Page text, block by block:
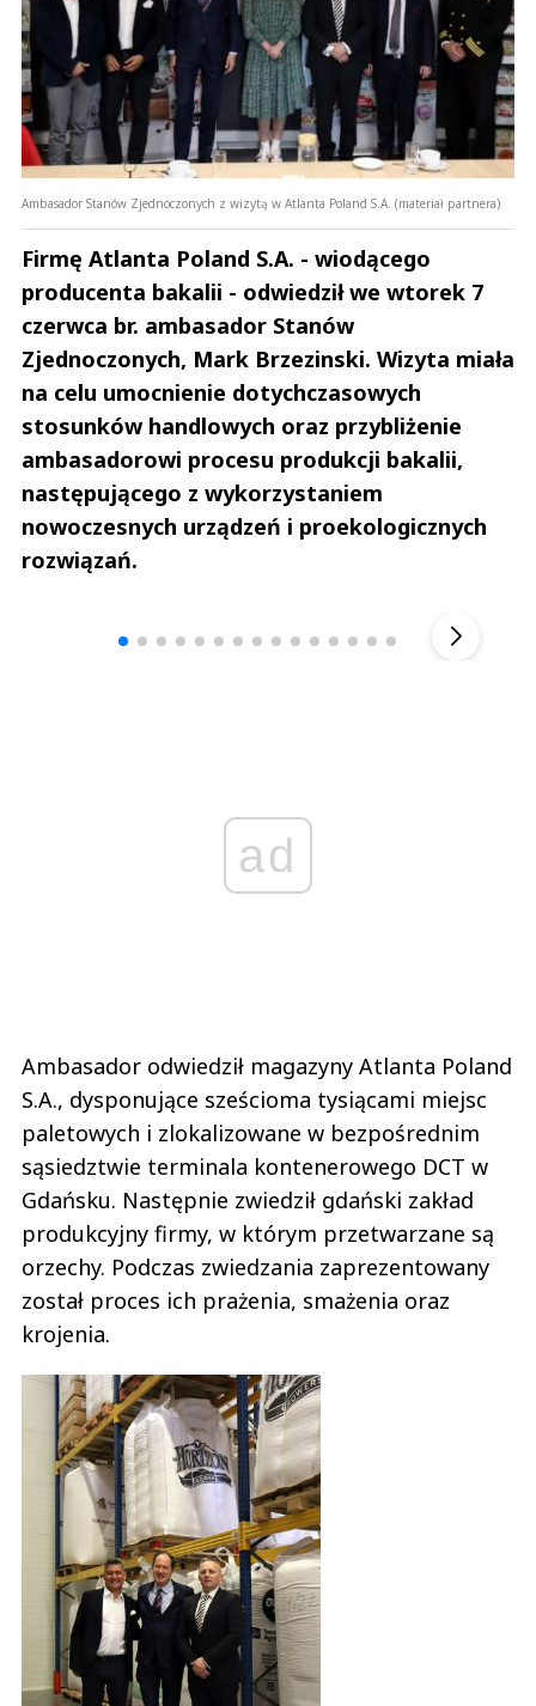
Ambasador Stanów Zjednoczonych z wizytą w Atlanta Poland S.A. (materiał partnera)
Firmę Atlanta Poland S.A. - wiodącego
producenta bakalii - odwiedził we wtorek 7
czerwca br. ambasador Stanów
Zjednoczonych, Mark Brzezinski. Wizyta miała
na celu umocnienie dotychczasowych
stosunków handlowych oraz przybliżenie
ambasadorowi procesu produkcji bakalii,
następującego z wykorzystaniem
nowoczesnych urządzeń i proekologicznych
rozwiązań.
ad
Ambasador odwiedził magazyny Atlanta Poland
S.A., dysponujące sześcioma tysiącami miejsc
paletowych i zlokalizowane w bezpośrednim
sąsiedztwie terminala kontenerowego DCT w
Gdańsku. Następnie zwiedził gdański zakład
produkcyjny firmy, w którym przetwarzane są
orzechy. Podczas zwiedzania zaprezentowany
został proces ich prażenia, smażenia oraz
krojenia.